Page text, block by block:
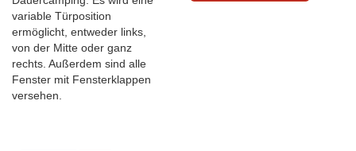
variable Türposition
ermöglicht, entweder links,
von der Mitte oder ganz
rechts. Außerdem sind alle
Fenster mit Fensterklappen
versehen.